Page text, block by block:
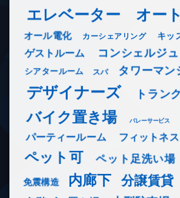
エレベーター オー
オール電化 カーシェアリング キッ
ゲストルーム コンシェルジュ
シアタールーム スパ タワーマン
デザイナーズ トラン
バイク置き場 バレーサービス
パーティールーム フィットネス
ペット可 ペット足洗い場
免震構造 内廊下 分譲賃貸